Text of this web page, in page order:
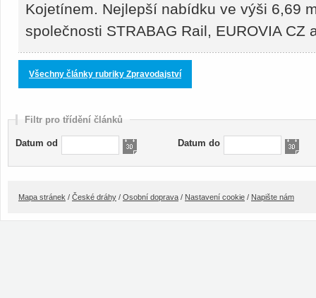
Kojetínem. Nejlepší nabídku ve výši 6,69
společnosti STRABAG Rail, EUROVIA
Všechny články rubriky Zpravodajství
Filtr pro třídění článků
Datum od Datum do
Mapa stránek / České dráhy / Osobní doprava / Nastavení cookie / Napište nám